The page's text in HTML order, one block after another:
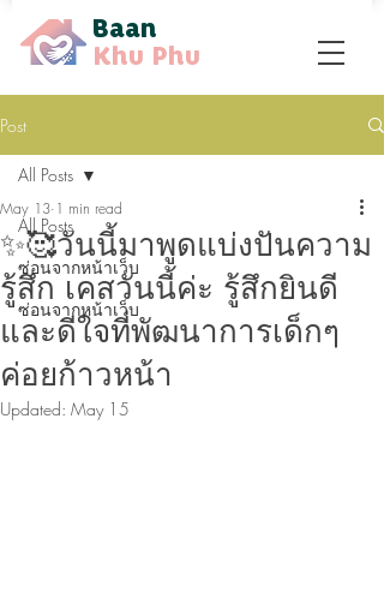
Baan
Khu Phu
Post
All Posts
ซ่อนจากหน้าเว็บ
ซ่อนจากหน้าเว็บ
All Posts
✨🥰วันนี้มาพูดแบ่งปันความ
รู้สึก เคสวันนี้ค่ะ รู้สึกยินดี
และดีใจที่พัฒนาการเด็กๆ
ค่อยก้าวหน้า
May 13 1 min read
Updated: May 15